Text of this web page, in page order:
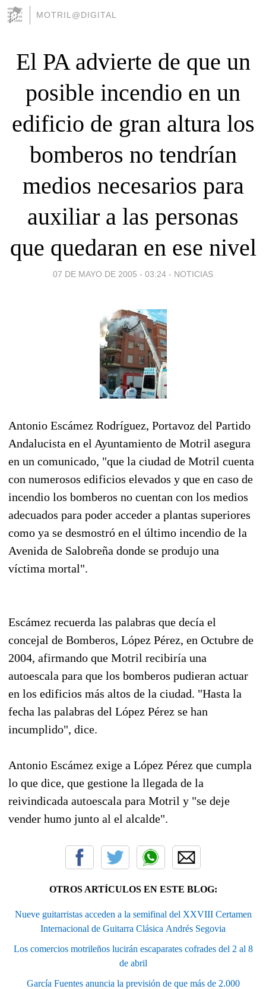
MOTRIL@DIGITAL
El PA advierte de que un
posible incendio en un
edificio de gran altura los
bomberos no tendrían
medios necesarios para
auxiliar a las personas
que quedaran en ese nivel
07 DE MAYO DE 2005 - 03:24 - NOTICIAS
Antonio Escámez Rodríguez, Portavoz del Partido
Andalucista en el Ayuntamiento de Motril asegura
en un comunicado, "que la ciudad de Motril cuenta
con numerosos edificios elevados y que en caso de
incendio los bomberos no cuentan con los medios
adecuados para poder acceder a plantas superiores
como ya se desmostró en el último incendio de la
Avenida de Salobreña donde se produjo una
víctima mortal".
Escámez recuerda las palabras que decía el
concejal de Bomberos, López Pérez, en Octubre de
2004, afirmando que Motril recibiría una
autoescala para que los bomberos pudieran actuar
en los edificios más altos de la ciudad. "Hasta la
fecha las palabras del López Pérez se han
incumplido", dice.
Antonio Escámez exige a López Pérez que cumpla
lo que dice, que gestione la llegada de la
reivindicada autoescala para Motril y "se deje
vender humo junto al el alcalde".
OTROS ARTÍCULOS EN ESTE BLOG:
Nueve guitarristas acceden a la semifinal del XXVIII Certamen
Internacional de Guitarra Clásica Andrés Segovia
Los comercios motrileños lucirán escaparates cofrades del 2 al 8
de abril
García Fuentes anuncia la previsión de que más de 2.000